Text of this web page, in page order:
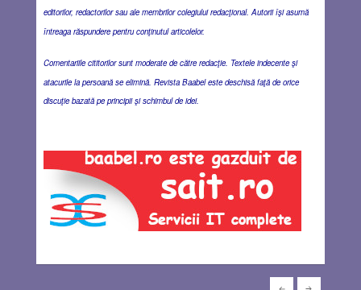
editorilor, redactorilor sau ale membrilor colegiului redacţional. Autorii îşi asumă
întreaga răspundere pentru conţinutul articolelor.
Comentariile cititorilor sunt moderate de către redacţie. Textele indecente şi
atacurile la persoană se elimină. Revista Baabel este deschisă faţă de orice
discuţie bazată pe principii şi schimbul de idei.